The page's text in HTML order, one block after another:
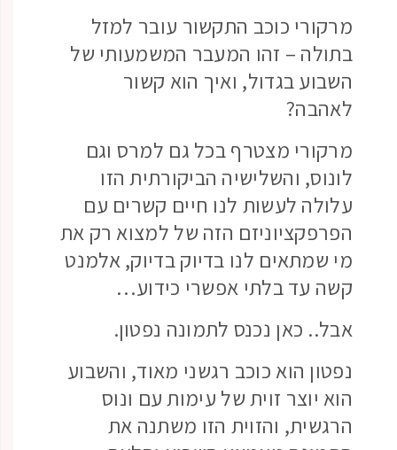
מרקורי כוכב התקשור עובר למזל
בתולה – זהו המעבר המשמעותי של
השבוע בגדול, ואיך הוא קשור
לאהבה?
מרקורי מצטרף בכל גם למרס וגם
לונוס, והשלישיה הביקורתית הזו
עלולה לעשות לנו חיים קשרים עם
הפרפקציוניזם הזה של למצוא רק את
מי שמתאים לנו בדיוק בדיוק, אלמנט
קשה עד בלתי אפשרי כידוע…
אבל.. כאן נכנס לתמונה נפטון.
נפטון הוא כוכב רגשני מאוד, והשבוע
הוא יוצר זוית של עימות עם ונוס
הרגשית, והזוית הזו משתנה את